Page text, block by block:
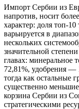
Импорт Сербии из
напротив, носит
характер: доля топ-
варьируется в
нескольких
значительной
главах: минеральное
72,81%, удобрения —
тогда как остальные
существенно
корзина Сербии из
стратегическими